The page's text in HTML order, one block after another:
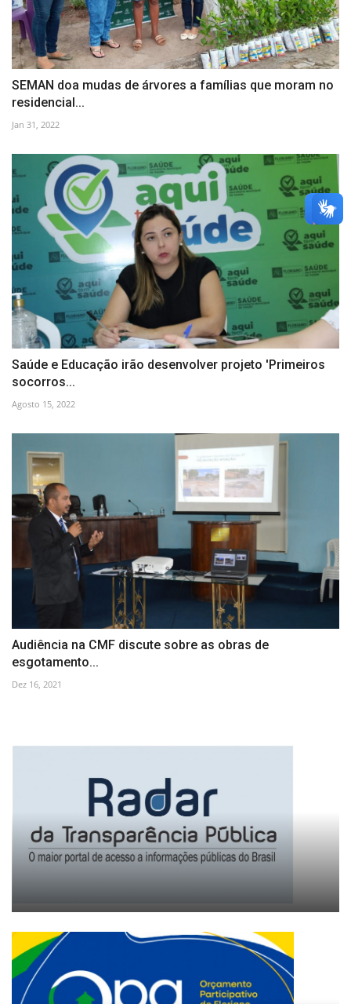
SEMAN doa mudas de árvores a famílias que moram no
residencial...
Jan 31, 2022
Saúde e Educação irão desenvolver projeto 'Primeiros
socorros...
Agosto 15, 2022
Audiência na CMF discute sobre as obras de
esgotamento...
Dez 16, 2021